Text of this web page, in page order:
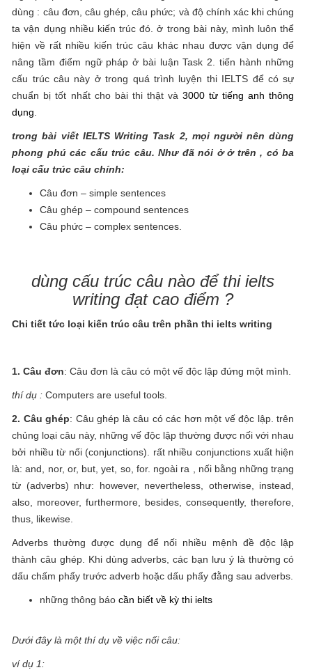
dùng : câu đơn, câu ghép, câu phức; và độ chính xác khi chúng
ta vận dụng nhiều kiến trúc đó. ở trong bài này, mình luôn thể
hiện về rất nhiều kiến trúc câu khác nhau được vận dụng để
nâng tầm điểm ngữ pháp ở bài luận Task 2. tiến hành những
cấu trúc câu này ở trong quá trình luyện thi IELTS để có sự
chuẩn bị tốt nhất cho bài thi thật và3000 từ tiếng anh thông
dụng
trong bài viết IELTS Writing Task 2, mọi người nên dùng
phong phú các cấu trúc câu. Như đã nói ở ở trên , có ba
loại cấu trúc câu chính:
Câu đơn – simple sentences
Câu ghép – compound sentences
Câu phức – complex sentences.
dùng cấu trúc câu nào để thi ielts
writing đạt cao điểm ?
Chi tiết tức loại kiến trúc câu trên phần thi ielts writing
1. Câu đơn: Câu đơn là câu có một vế độc lập đứng một mình.
thí dụ :Computers are useful tools.
2. Câu ghép: Câu ghép là câu có các hơn một vế độc lập. trên
chủng loại câu này, những vế độc lập thường được nối với nhau
bởi nhiều từ nối (conjunctions). rất nhiều conjunctions xuất hiện
là: and, nor, or, but, yet, so, for. ngoài ra , nối bằng những trạng
từ (adverbs) như: however, nevertheless, otherwise, instead,
also, moreover, furthermore, besides, consequently, therefore,
thus, likewise.
Adverbs thường được dụng để nối nhiều mệnh đề độc lập
thành câu ghép. Khi dùng adverbs, các bạn lưu ý là thường có
dấu chấm phẩy trước adverb hoặc dấu phẩy đằng sau adverbs.
những thông báocần biết về kỳ thi ielts
Dưới đây là một thí dụ về việc nối câu:
ví dụ 1: